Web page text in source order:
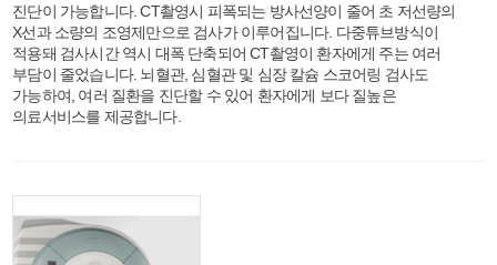
진단이 가능합니다. CT촬영시 피폭되는 방사선양이 줄어 초 저선량의
X선과 소량의 조영제만으로 검사가 이루어집니다. 다중튜브방식이
적용돼 검사시간 역시 대폭 단축되어 CT촬영이 환자에게 주는 여러
부담이 줄었습니다. 뇌혈관, 심혈관 및 심장 칼슘 스코어링 검사도
가능하여, 여러 질환을 진단할 수 있어 환자에게 보다 질높은
의료서비스를 제공합니다.